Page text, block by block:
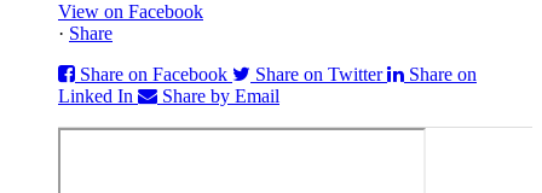
View on Facebook
· Share
Share on Facebook
Share on Twitter
Share on
Linked In
Share by Email